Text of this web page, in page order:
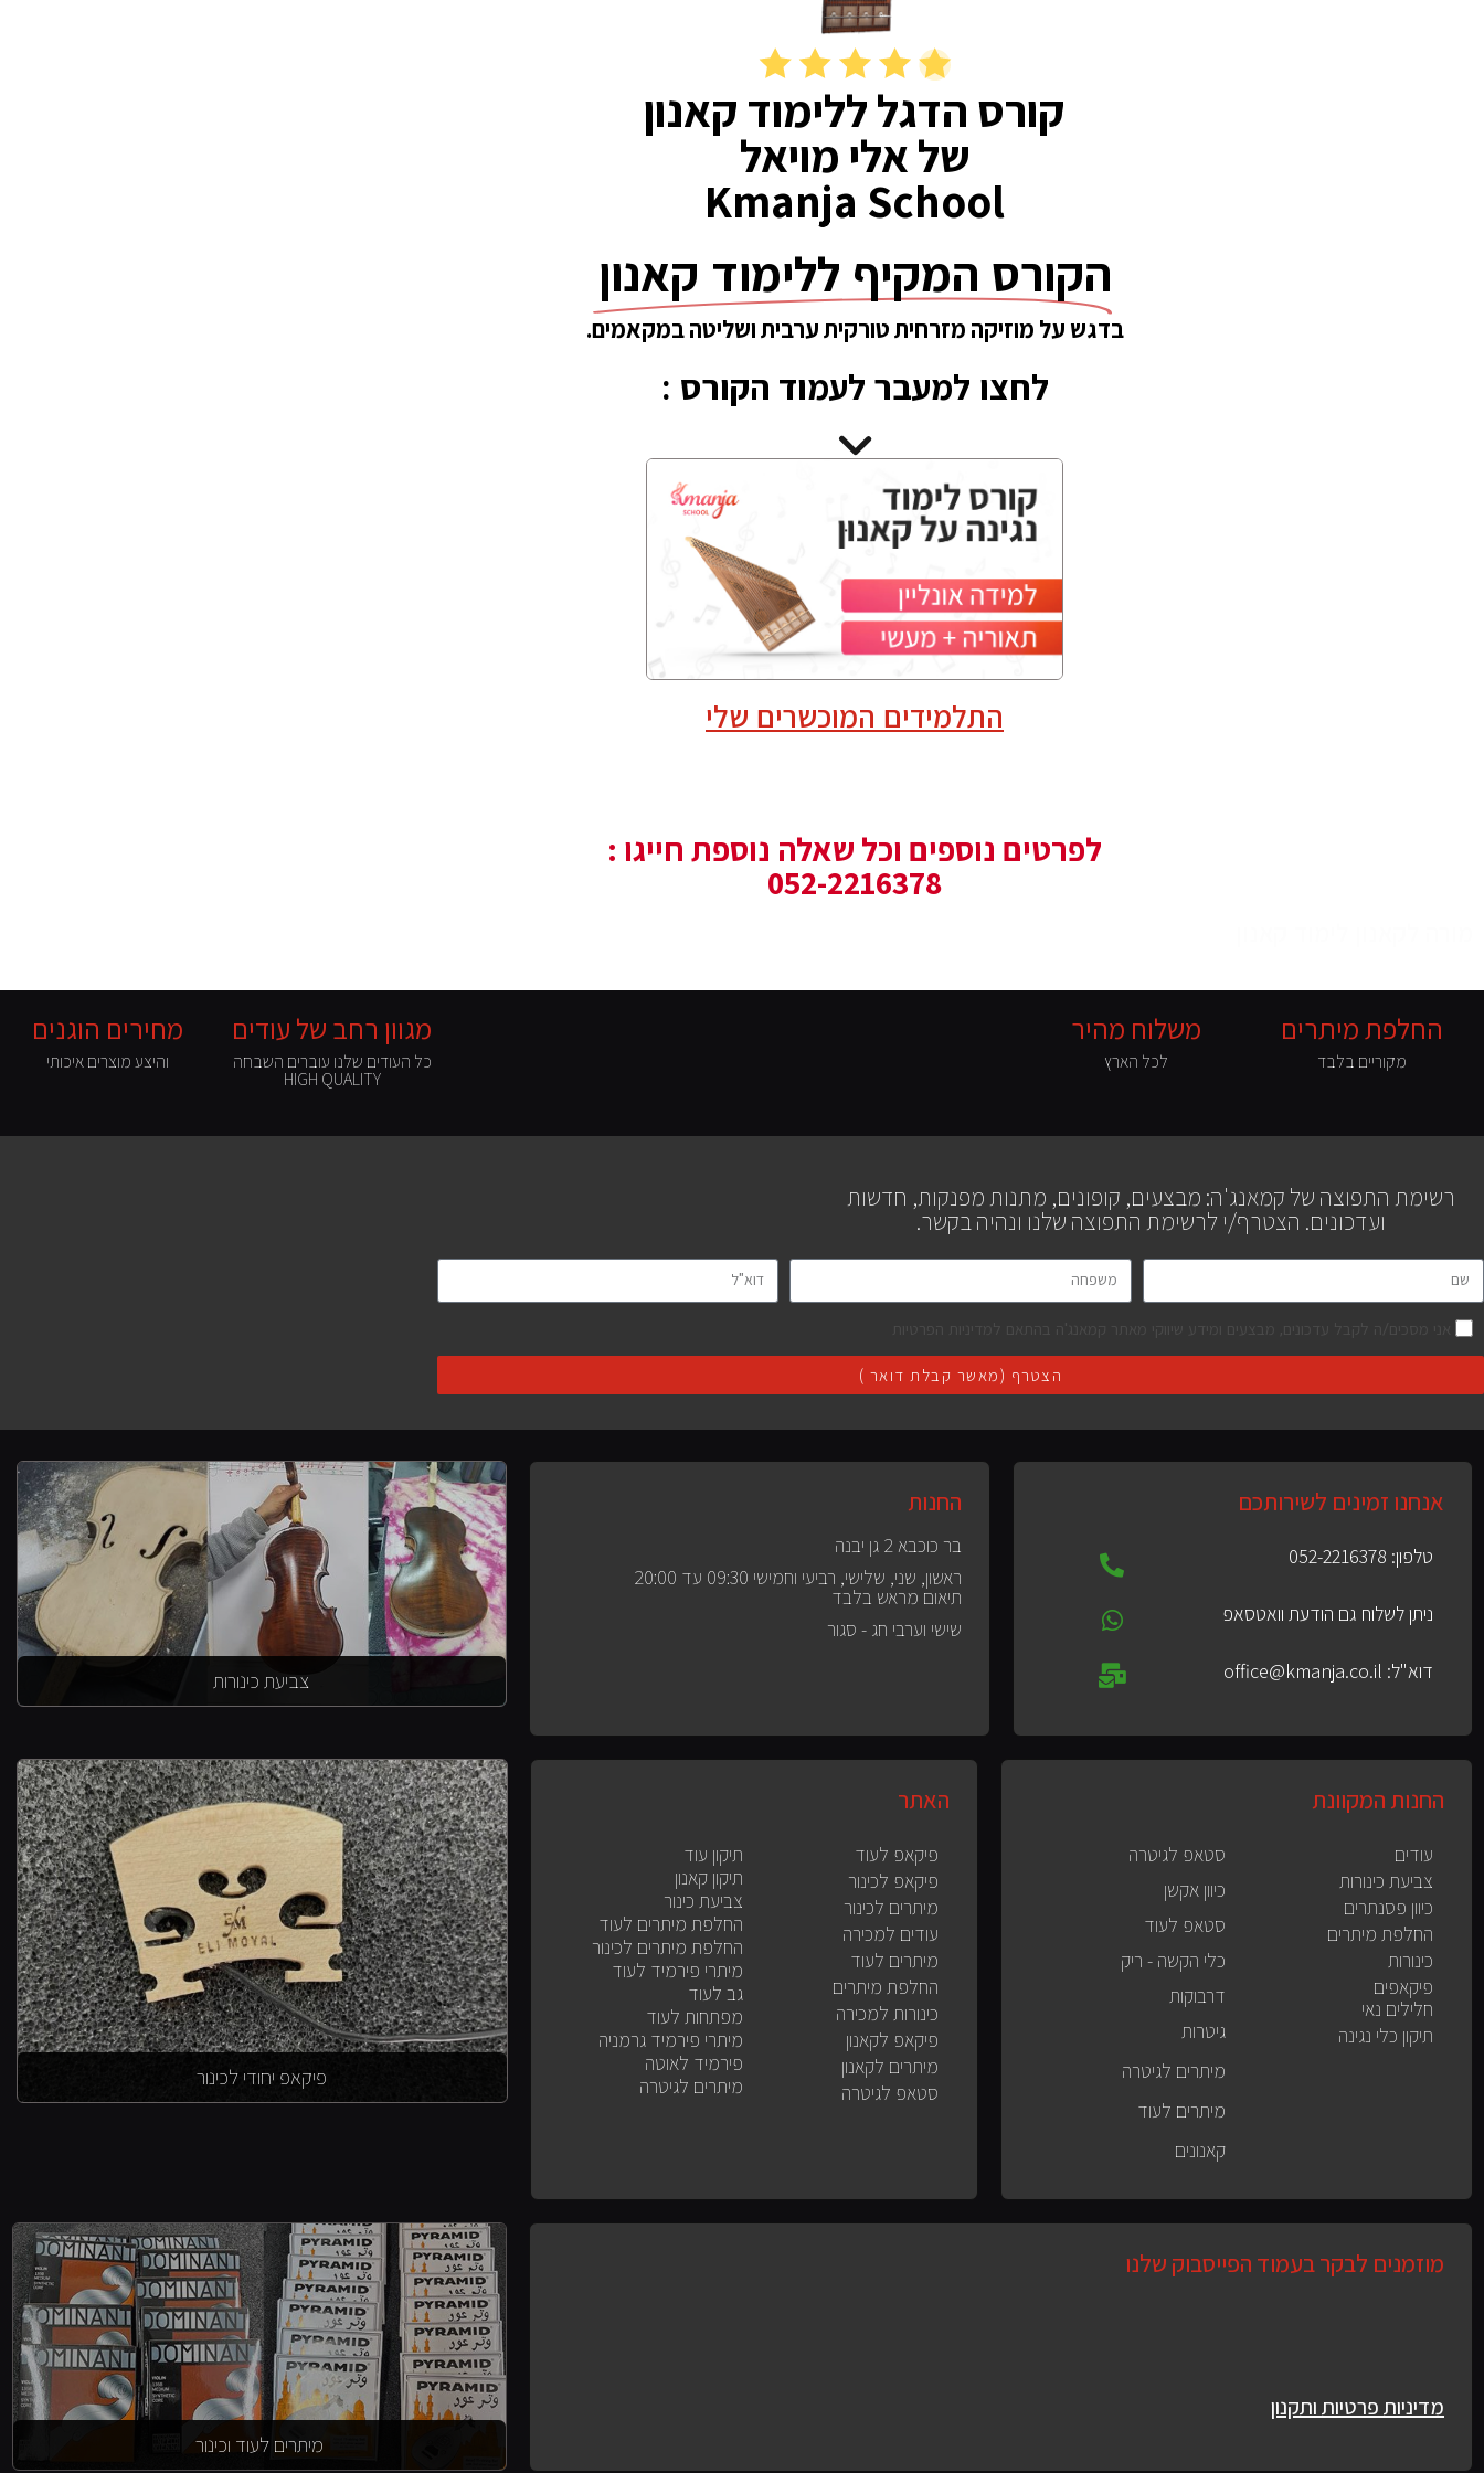
קורס הדגל ללימוד קאנון
של אלי מויאל
Kmanja School
הקורס המקיף ללימוד קאנון
בדגש על מוזיקה מזרחית טורקית ערבית ושליטה במקאמים.
לחצו למעבר לעמוד הקורס :
התלמידים המוכשרים שלי
לפרטים נוספים וכל שאלה נוספת חייגו :
052-2216378
החלפת מיתרים
מקוריים בלבד
משלוח מהיר
לכל הארץ
מגוון רחב של עודים
כל העודים שלנו עוברים השבחה
HIGH QUALITY
מחירים הוגנים
והיצע מוצרים איכותי
רשימת התפוצה של קמאנג'ה: מבצעים, קופונים, מתנות מפנקות, חדשות
ועדכונים. הצטרף/י לרשימת התפוצה שלנו ונהיה בקשר.
הצטרף (מאשר קבלת דואר )
אנחנו זמינים לשירותכם
טלפון: 052-2216378
ניתן לשלוח גם הודעת וואטסאפ
דוא"ל: office@kmanja.co.il
החנות
בר כוכבא 2 גן יבנה
ראשון, שני, שלישי, רביעי וחמישי 09:30 עד 20:00
תיאום מראש בלבד
שישי וערבי חג - סגור
צביעת כינורות
החנות המקוונת
עודים
צביעת כינורות
כיוון פסנתרים
החלפת מיתרים
כינורות
פיקאפים
חלילים נאי
תיקון כלי נגינה
סטאפ לגיטרה
כיוון אקשן
סטאפ לעוד
כלי הקשה - ריק
דרבוקות
גיטרות
מיתרים לגיטרה
מיתרים לעוד
קאנונים
האתר
פיקאפ לעוד
פיקאפ לכינור
מיתרים לכינור
עודים למכירה
מיתרים לעוד
החלפת מיתרים
כינורות למכירה
פיקאפ לקאנון
מיתרים לקאנון
סטאפ לגיטרה
תיקון עוד
תיקון קאנון
צביעת כינור
החלפת מיתרים לעוד
החלפת מיתרים לכינור
מיתרי פירמיד לעוד
גב לעוד
מפתחות לעוד
מיתרי פירמיד גרמניה
פירמיד לאוטה
מיתרים לגיטרה
פיקאפ יחודי לכינור
מוזמנים לבקר בעמוד הפייסבוק שלנו
מדיניות פרטיות ותקנון
מיתרים לעוד וכינור